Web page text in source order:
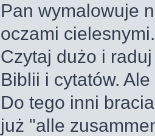
Pan wymalowuje
oczami cielesnymi.
Czytaj dużo i
Biblii i cytatów.
Do tego inni
już "alle